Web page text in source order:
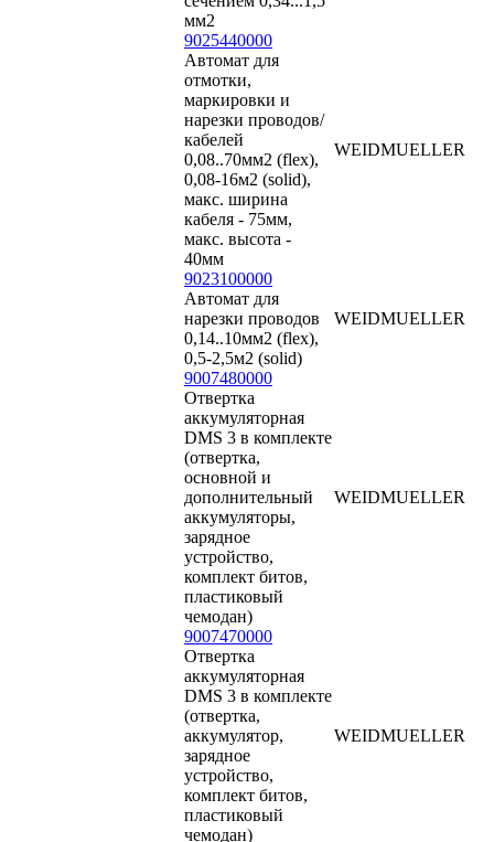
мм2
9025440000
Автомат для
отмотки,
маркировки и
нарезки проводов/
кабелей
0,08..70мм2 (flex),
0,08-16м2 (solid),
макс. ширина
кабеля - 75мм,
макс. высота -
40мм
WEIDMUELLER
9023100000
Автомат для
нарезки проводов
0,14..10мм2 (flex),
0,5-2,5м2 (solid)
WEIDMUELLER
9007480000
Отвертка
аккумуляторная
DMS 3 в комплекте
(отвертка,
основной и
дополнительный
аккумуляторы,
зарядное
устройство,
комплект битов,
пластиковый
чемодан)
WEIDMUELLER
9007470000
Отвертка
аккумуляторная
DMS 3 в комплекте
(отвертка,
аккумулятор,
зарядное
устройство,
комплект битов,
пластиковый
чемодан)
WEIDMUELLER